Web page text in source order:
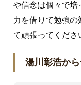
や信念は個々で培
力を借りて勉強の
て頑張ってくださ
湯川彰浩か